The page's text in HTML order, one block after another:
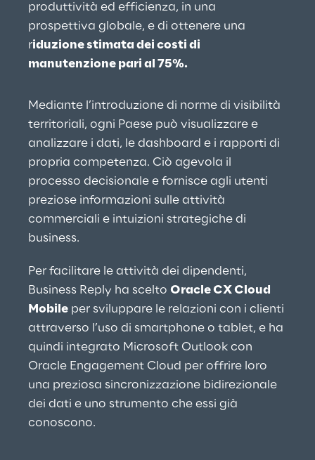
produttività ed efficienza, in una
prospettiva globale, e di ottenere una
riduzione stimata dei costi di
manutenzione pari al 75%.
Mediante l’introduzione di norme di visibilità
territoriali, ogni Paese può visualizzare e
analizzare i dati, le dashboard e i rapporti di
propria competenza. Ciò agevola il
processo decisionale e fornisce agli utenti
preziose informazioni sulle attività
commerciali e intuizioni strategiche di
business.
Per facilitare le attività dei dipendenti,
Business Reply ha scelto Oracle CX Cloud
Mobile per sviluppare le relazioni con i clienti
attraverso l’uso di smartphone o tablet, e ha
quindi integrato Microsoft Outlook con
Oracle Engagement Cloud per offrire loro
una preziosa sincronizzazione bidirezionale
dei dati e uno strumento che essi già
conoscono.